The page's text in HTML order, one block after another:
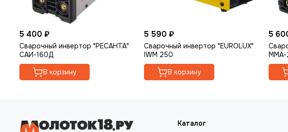
5 400 ₽
Сварочный инвертор "РЕСАНТА"
САИ-160Д
В корзину
5 590 ₽
Сварочный инвертор "EUROLUX"
IWM 250
В корзину
5
ММА-
Каталог